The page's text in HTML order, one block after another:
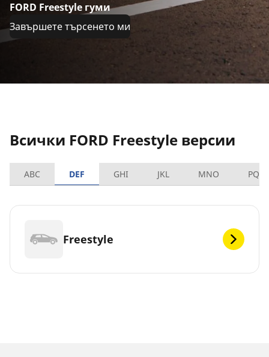
FORD Freestyle гуми
Завършете търсенето ми
Всички FORD Freestyle версии
ABC DEF GHI JKL MNO PQRS
Freestyle